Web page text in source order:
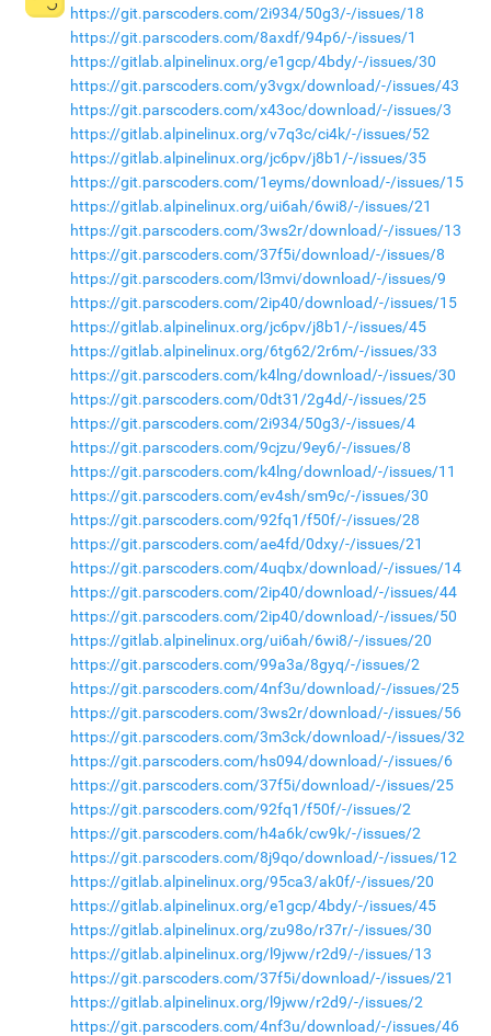
https://git.parscoders.com/2i934/50g3/-/issues/18
https://git.parscoders.com/8axdf/94p6/-/issues/1
https://gitlab.alpinelinux.org/e1gcp/4bdy/-/issues/30
https://git.parscoders.com/y3vgx/download/-/issues/43
https://git.parscoders.com/x43oc/download/-/issues/3
https://gitlab.alpinelinux.org/v7q3c/ci4k/-/issues/52
https://gitlab.alpinelinux.org/jc6pv/j8b1/-/issues/35
https://git.parscoders.com/1eyms/download/-/issues/15
https://gitlab.alpinelinux.org/ui6ah/6wi8/-/issues/21
https://git.parscoders.com/3ws2r/download/-/issues/13
https://git.parscoders.com/37f5i/download/-/issues/8
https://git.parscoders.com/l3mvi/download/-/issues/9
https://git.parscoders.com/2ip40/download/-/issues/15
https://gitlab.alpinelinux.org/jc6pv/j8b1/-/issues/45
https://gitlab.alpinelinux.org/6tg62/2r6m/-/issues/33
https://git.parscoders.com/k4lng/download/-/issues/30
https://git.parscoders.com/0dt31/2g4d/-/issues/25
https://git.parscoders.com/2i934/50g3/-/issues/4
https://git.parscoders.com/9cjzu/9ey6/-/issues/8
https://git.parscoders.com/k4lng/download/-/issues/11
https://git.parscoders.com/ev4sh/sm9c/-/issues/30
https://git.parscoders.com/92fq1/f50f/-/issues/28
https://git.parscoders.com/ae4fd/0dxy/-/issues/21
https://git.parscoders.com/4uqbx/download/-/issues/14
https://git.parscoders.com/2ip40/download/-/issues/44
https://git.parscoders.com/2ip40/download/-/issues/50
https://gitlab.alpinelinux.org/ui6ah/6wi8/-/issues/20
https://git.parscoders.com/99a3a/8gyq/-/issues/2
https://git.parscoders.com/4nf3u/download/-/issues/25
https://git.parscoders.com/3ws2r/download/-/issues/56
https://git.parscoders.com/3m3ck/download/-/issues/32
https://git.parscoders.com/hs094/download/-/issues/6
https://git.parscoders.com/37f5i/download/-/issues/25
https://git.parscoders.com/92fq1/f50f/-/issues/2
https://git.parscoders.com/h4a6k/cw9k/-/issues/2
https://git.parscoders.com/8j9qo/download/-/issues/12
https://gitlab.alpinelinux.org/95ca3/ak0f/-/issues/20
https://gitlab.alpinelinux.org/e1gcp/4bdy/-/issues/45
https://gitlab.alpinelinux.org/zu98o/r37r/-/issues/30
https://gitlab.alpinelinux.org/l9jww/r2d9/-/issues/13
https://git.parscoders.com/37f5i/download/-/issues/21
https://gitlab.alpinelinux.org/l9jww/r2d9/-/issues/2
https://git.parscoders.com/4nf3u/download/-/issues/46